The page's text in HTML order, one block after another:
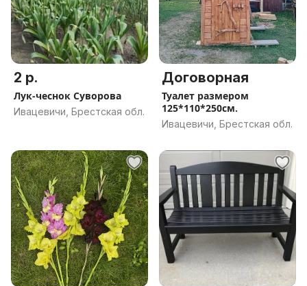
2 р.
Лук-чеснок Суворова
Ивацевичи, Брестская обл.
Договорная
Туалет размером
125*110*250см.
Ивацевичи, Брестская обл.